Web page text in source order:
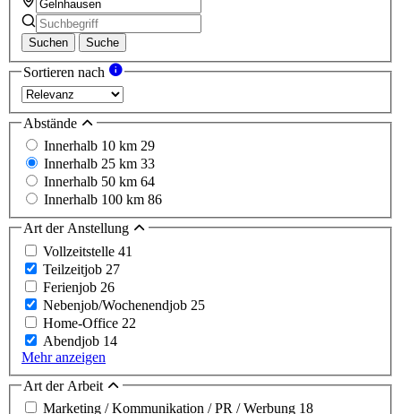
Suchen Suche
Sortieren nach
Abstände
Innerhalb 10 km 29
Innerhalb 25 km 33
Innerhalb 50 km 64
Innerhalb 100 km 86
Art der Anstellung
Vollzeitstelle 41
Teilzeitjob 27
Ferienjob 26
Nebenjob/Wochenendjob 25
Home-Office 22
Abendjob 14
Mehr anzeigen
Art der Arbeit
Marketing / Kommunikation / PR / Werbung 18